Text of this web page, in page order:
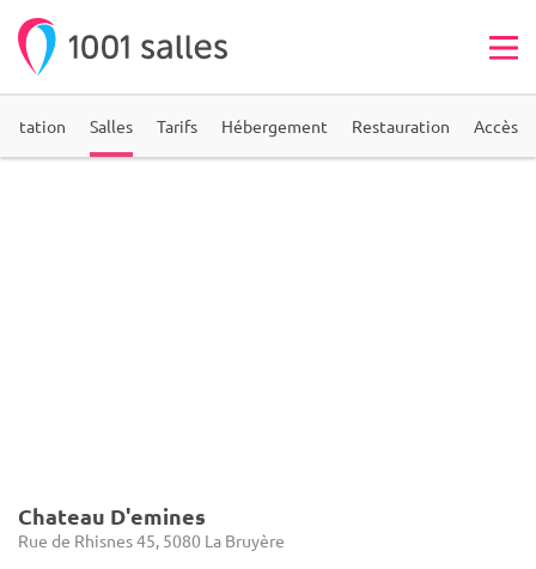
Salles Tarifs Hébergement Restauration Accès
Chateau D'emines
Rue de Rhisnes 45, 5080 La Bruyère